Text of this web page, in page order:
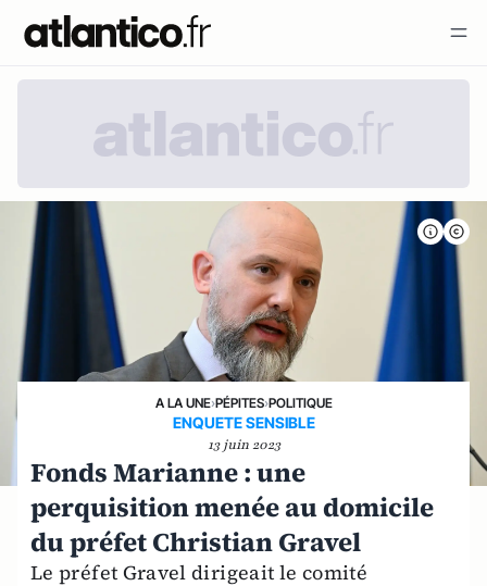
A LA UNE›PÉPITES›POLITIQUE
ENQUETE SENSIBLE
13 juin 2023
Fonds Marianne : une
perquisition menée au domicile
du préfet Christian Gravel
Le préfet Gravel dirigeait le comité